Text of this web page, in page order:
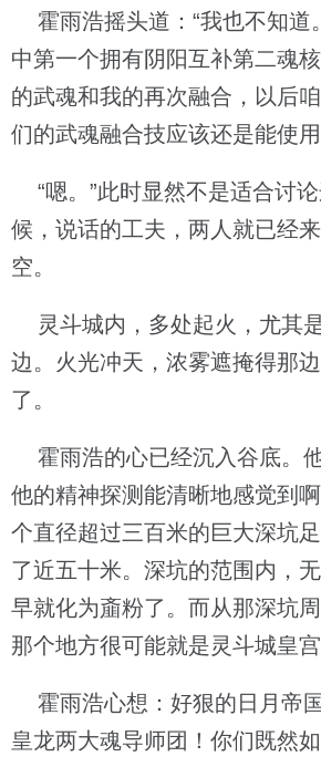
霍雨浩摇头道：“我也不知道
中第一个拥有阴阳互补第二魂
的武魂和我的再次融合，以后
们的武魂融合技应该还是能使
“嗯。”此时显然不是适合讨
候，说话的工夫，两人就已经
空。
灵斗城内，多处起火，尤其
边。火光冲天，浓雾遮掩得那
了。
霍雨浩的心已经沉入谷底。
他的精神探测能清晰地感觉到
个直径超过三百米的巨大深坑
了近五十米。深坑的范围内，
早就化为齑粉了。而从那深坑
那个地方很可能就是灵斗城皇
霍雨浩心想：好狠的日月帝国
皇龙两大魂导师团！你们既然